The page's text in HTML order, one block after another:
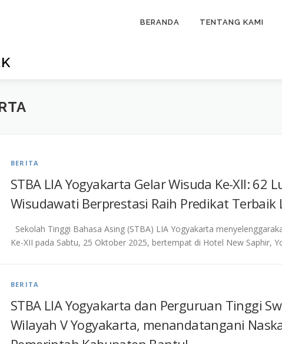
BERANDA TENTANG KAMI
BERITA
STBA LIA Yogyakarta Gelar Wisuda Ke-XII: 62
Wisudawati Berprestasi Raih Predikat Terbaik
Sekolah Tinggi Bahasa Asing (STBA) LIA Yogyakarta
Ke-XII pada Sabtu, 25 Oktober 2025, bertempat di Hotel New Saphir,
BERITA
STBA LIA Yogyakarta dan Perguruan Tinggi
Wilayah V Yogyakarta, menandatangani